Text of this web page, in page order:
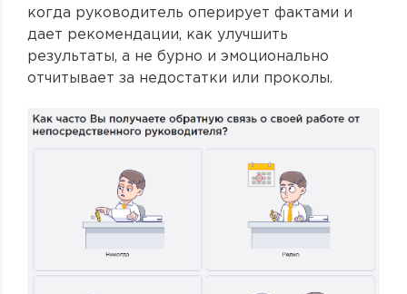
когда руководитель оперирует фактами и
дает рекомендации, как улучшить
результаты, а не бурно и эмоционально
отчитывает за недостатки или проколы.